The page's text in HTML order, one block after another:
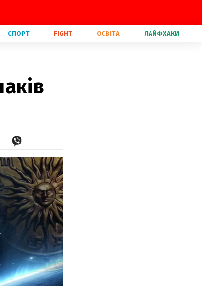
СПОРТ FIGHT ОСВІТА ЛАЙФХАКИ